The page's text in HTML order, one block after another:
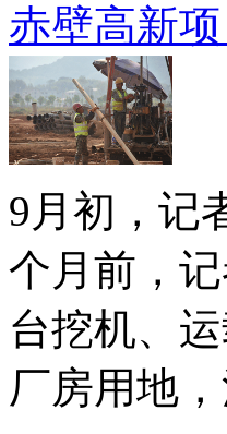
赤壁高新
9月初，记
个月前，
台挖机、
厂房用地